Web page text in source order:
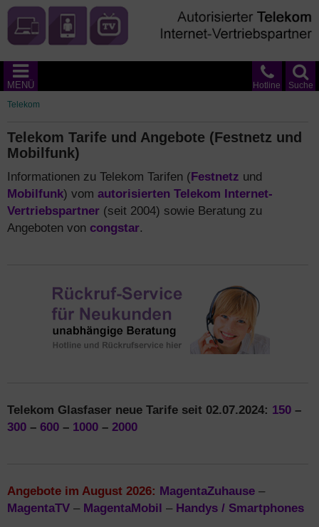
Suche
Hotline
MENÜ
Telekom
Telekom Tarife und Angebote (Festnetz und
Mobilfunk)
Informationen zu Telekom Tarifen (Festnetz und
Mobilfunk) vom autorisierten Telekom Internet-
Vertriebspartner (seit 2004) sowie Beratung zu
Angeboten von congstar.
Telekom Glasfaser neue Tarife seit 02.07.2024: 150 –
300 – 600 – 1000 – 2000
Angebote im August 2026: MagentaZuhause –
MagentaTV – MagentaMobil – Handys / Smartphones